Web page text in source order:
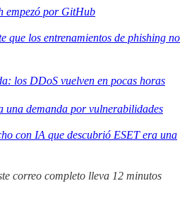
empezó por GitHub
que los entrenamientos de phishing no
los DDoS vuelven en pocas horas
una demanda por vulnerabilidades
con IA que descubrió ESET era una
correo completo lleva 12 minutos